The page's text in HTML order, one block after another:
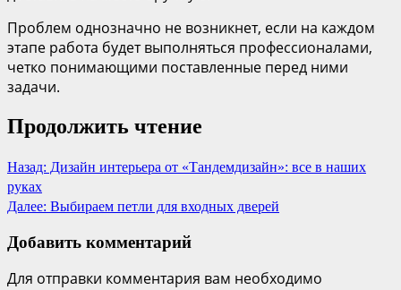
Проблем однозначно не возникнет, если на каждом
этапе работа будет выполняться профессионалами,
четко понимающими поставленные перед ними
задачи.
Продолжить чтение
Назад: Дизайн интерьера от «Тандемдизайн»: все в наших
руках
Далее: Выбираем петли для входных дверей
Добавить комментарий
Для отправки комментария вам необходимо